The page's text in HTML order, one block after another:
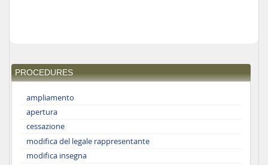
PROCEDURES
ampliamento
apertura
cessazione
modifica del legale rappresentante
modifica insegna